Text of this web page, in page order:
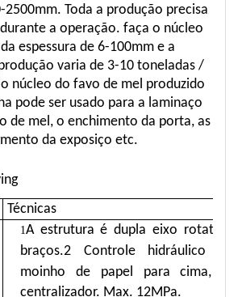
Máquina semiautomática contínua econômica do núcleo do favo de mel para a pálete da porta Máquina de núcleo de favo de mel totalmente automático de alta velocidade para IKEA
2500mm. Toda a produção precisa
a operação. faça o núcleo
espessura de 6-100mm e a
varia de 3-10 toneladas /
núcleo do favo de mel produzido
pode ser usado para a laminaço
de mel, o enchimento da porta, as
da exposiço etc.
Técnicas
1A estrutura é dupla eixo rotativo
braços.2
Controle hidráulico
moinho de papel para cima,
centralizador. Max. 12MPa.